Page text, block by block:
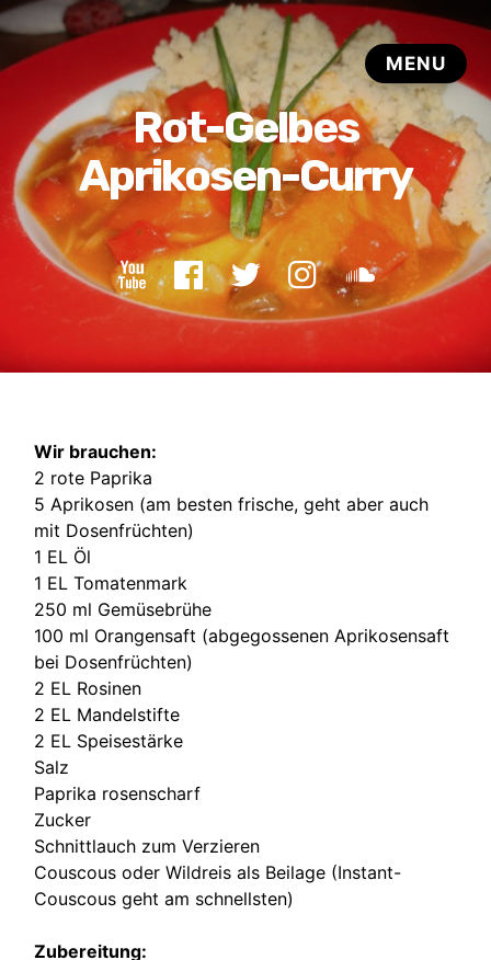
Wir brauchen:
2 rote Paprika
5 Aprikosen (am besten frische, geht aber auch
mit Dosenfrüchten)
1 EL Öl
1 EL Tomatenmark
250 ml Gemüsebrühe
100 ml Orangensaft (abgegossenen Aprikosensaft
bei Dosenfrüchten)
2 EL Rosinen
2 EL Mandelstifte
2 EL Speisestärke
Salz
Paprika rosenscharf
Zucker
Schnittlauch zum Verzieren
Couscous oder Wildreis als Beilage (Instant-
Couscous geht am schnellsten)
Zubereitung: